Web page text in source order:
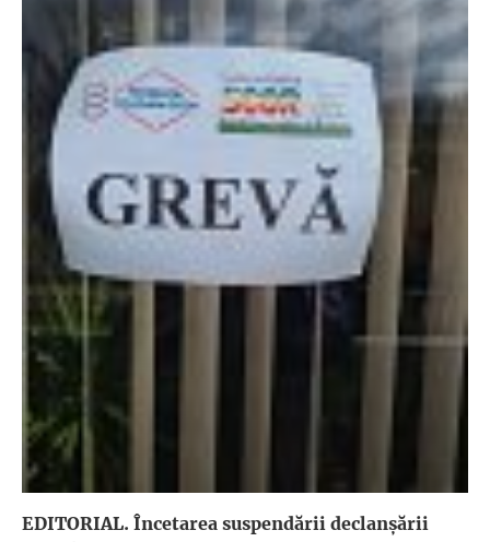
EDITORIAL. Încetarea suspendării declanşării